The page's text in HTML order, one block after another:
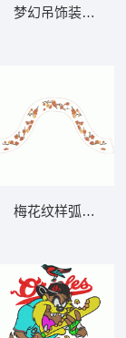
梦幻吊饰装饰图案
梅花纹样弧形布料